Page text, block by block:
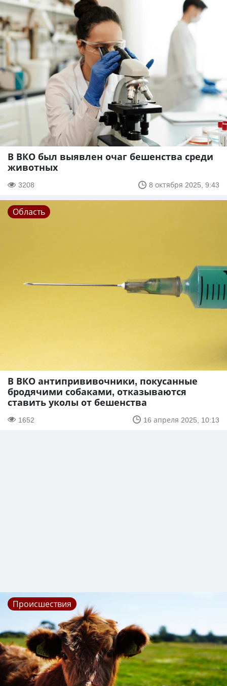
В ВКО был выявлен очаг бешенства среди
животных
3208 8 октября 2025, 9:43
Область
В ВКО антипрививочники, покусанные
бродячими собаками, отказываются
ставить уколы от бешенства
1652 16 апреля 2025, 10:13
Происшествия